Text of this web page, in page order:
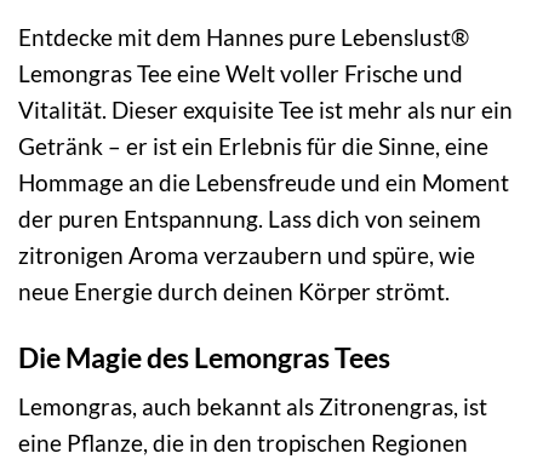
Entdecke mit dem Hannes pure Lebenslust®
Lemongras Tee eine Welt voller Frische und
Vitalität. Dieser exquisite Tee ist mehr als nur ein
Getränk – er ist ein Erlebnis für die Sinne, eine
Hommage an die Lebensfreude und ein Moment
der puren Entspannung. Lass dich von seinem
zitronigen Aroma verzaubern und spüre, wie
neue Energie durch deinen Körper strömt.
Die Magie des Lemongras Tees
Lemongras, auch bekannt als Zitronengras, ist
eine Pflanze, die in den tropischen Regionen